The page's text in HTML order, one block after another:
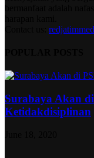
Surabaya Akan
Ketidakdisiplinan